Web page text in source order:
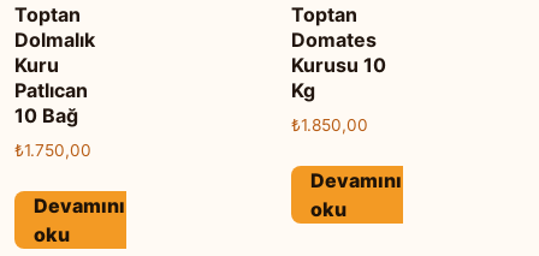
Toptan
Dolmalık
Kuru
Patlıcan
10 Bağ
₺1.750,00
Devamını
oku
Toptan
Domates
Kurusu 10
Kg
₺1.850,00
Devamını
oku